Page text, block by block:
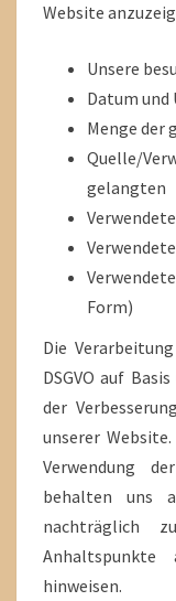
Website
Unsere
Datum
Menge der
Quelle/
gelangten
Form)
Die
DSGVO auf
der
unserer
Verwendung
behalten uns
nachträglich
Anhaltspunkte
hinweisen.